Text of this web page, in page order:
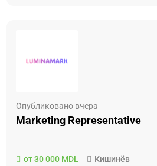
Опубликовано вчера
Marketing Representative
от 30 000 MDL Кишинёв